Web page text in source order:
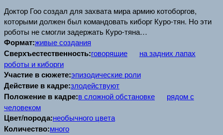
Доктор Гоо создал для захвата мира армию котоборгов,
которыми должен был командовать киборг Куро-тян. Но эти
роботы не смогли задержать Куро-тяна…
Формат:живые создания
Сверхъестественность:говорящие
на задних лапах
роботы и киборги
Участие в сюжете:эпизодические роли
Действие в кадре:злодействуют
Положение в кадре:в сложной обстановке
рядом с
человеком
Цвет/порода:необычного цвета
Количество:много